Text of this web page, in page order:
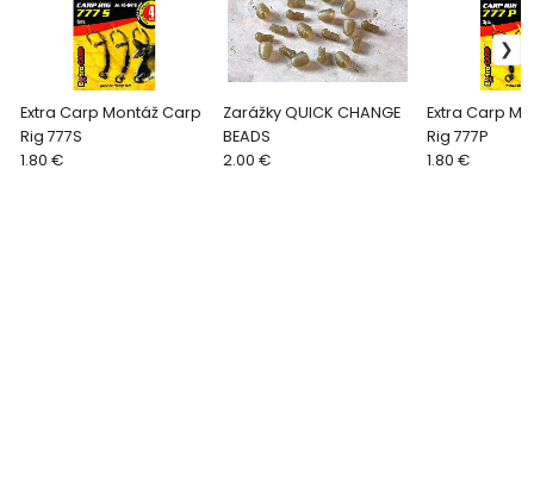
Extra Carp Montáž Carp
Rig 777S
1.80 €
Zarážky QUICK CHANGE
BEADS
2.00 €
Extra Carp
Rig 777P
1.80 €